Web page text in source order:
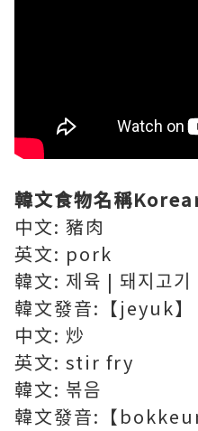
韓文食物名稱
中文: 豬肉
英文: pork
韓文: 제육 | 돼지고기
韓文發音:【jeyuk
中文: 炒
英文: stir fry
韓文: 볶음
韓文發音:【